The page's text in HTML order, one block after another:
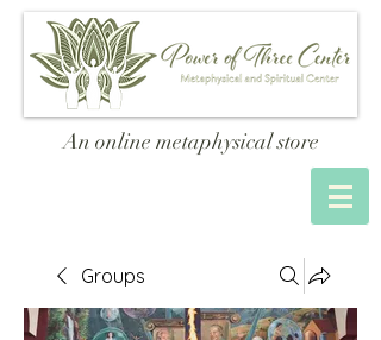
An online metaphysical store
Groups